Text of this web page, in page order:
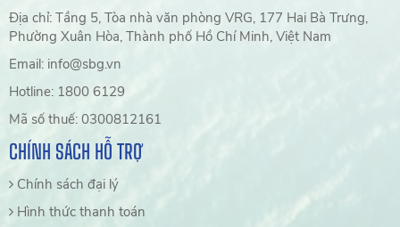
Địa chỉ: Tầng 5, Tòa nhà văn phòng VRG, 177 Hai Bà Trưng,
Phường Xuân Hòa, Thành phố Hồ Chí Minh, Việt Nam
Email: info@sbg.vn
Hotline: 1800 6129
Mã số thuế: 0300812161
CHÍNH SÁCH HỖ TRỢ
Chính sách đại lý
Hình thức thanh toán